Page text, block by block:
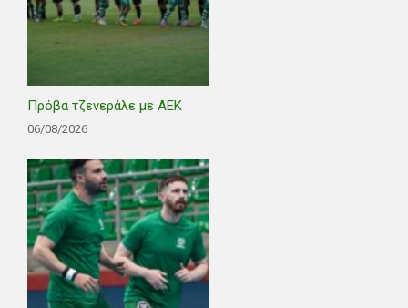
Πρόβα τζενεράλε με ΑΕΚ
06/08/2026